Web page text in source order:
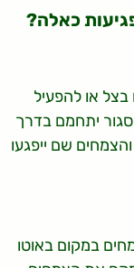
כאלה?
או להפעיל
סגור יתחמם בדרך
שם ייפגעו
במקום באוטו